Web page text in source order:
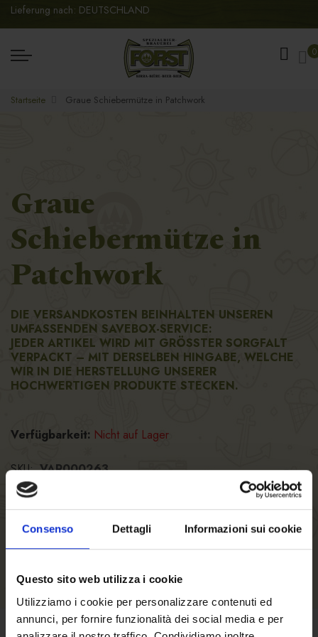
Consenso Dettagli Informazioni sui cookie
Questo sito web utilizza i cookie
Utilizziamo i cookie per personalizzare contenuti ed
annunci, per fornire funzionalità dei social media e per
Lieferung nach: DEUTSCHLAND
0
Startseite Graue Schiebermütze in Patchwork
Bildgalerie
springen
Bildgalerie
springen
Graue
Schiebermütze in
Patchwork
DIE VERSANDKOSTEN BEINHALTEN UNSEREN
UMFASSENDEN SAVEBOX-SERVICE:
JEDER ARTIKEL WIRD MIT GRÖSSTER SORGFALT
VERPACKT – MIT DERSELBEN HINGABE, WELCHE
WIR IN DIE HERSTELLUNG UNSERER
HOCHWERTIGEN PRODUKTE STECKEN.
Verfügbarkeit: Nicht auf Lager
SKU VAR000263
Widerrufsbelehrung (Auszug aus unseren AGBs)